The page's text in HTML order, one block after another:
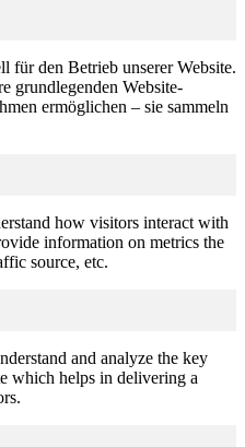
für den Betrieb unserer Website.
grundlegenden Website-
ermöglichen – sie sammeln
how visitors interact with
information on metrics the
source, etc.
and analyze the key
which helps in delivering a